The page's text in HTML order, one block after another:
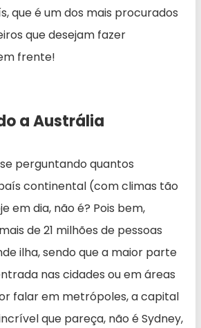
que é um dos mais procurados
que desejam fazer
frente!
a Austrália
perguntando quantos
continental (com climas tão
em dia, não é? Pois bem,
de 21 milhões de pessoas
ilha, sendo que a maior parte
nas cidades ou em áreas
falar em metrópoles, a capital
que pareça, não é Sydney,